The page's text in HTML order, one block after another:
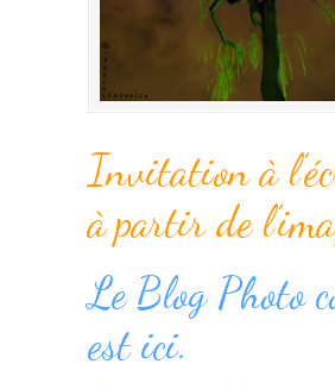
Invitation à
à partir de
Le Blog Photo
est ici.